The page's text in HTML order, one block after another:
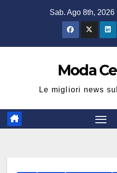
Sab. Ago 8th, 2026
Moda
Le migliori news